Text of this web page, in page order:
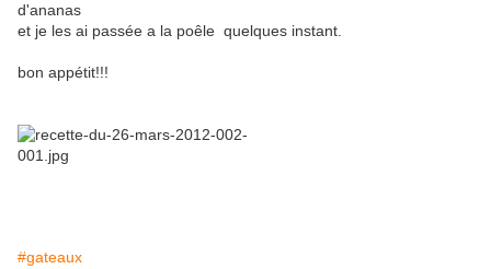
d'ananas
et je les ai passée a la poêle quelques instant.
bon appétit!!!
#gateaux